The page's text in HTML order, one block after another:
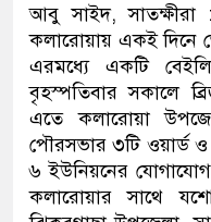
আবু সাইদ, সাতক্ষীরা
কলারোয়ায় একই দিনে
এরমধ্যে একটি
বৃহস্পতিবার সকালে
এতে কলারোয়া
পৌরসভার ৩টি ওয়ার্ড
৬ ইউনিয়নের যোগাযোগ
কলারোয়ার সাথে